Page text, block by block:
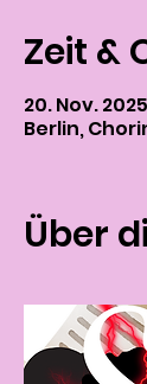
Zeit &
20. Nov.
Berlin,
Über